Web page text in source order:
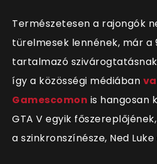
Természetesen a rajongók
türelmesek lennének, már
tartalmazó
így a közösségi médiában
Gamescomon is hangosan
GTA V egyik
a szinkronszínésze, Ned